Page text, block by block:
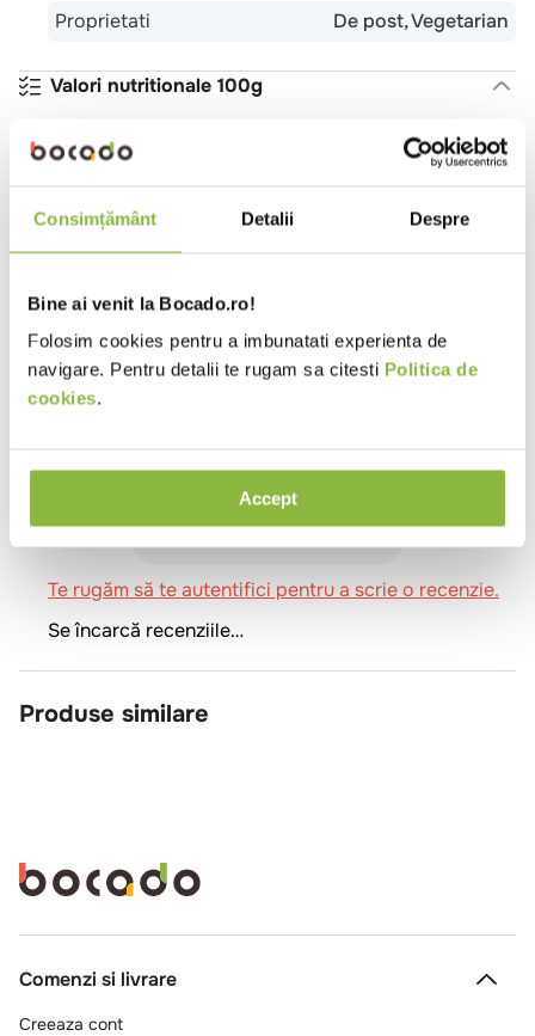
Consimțământ Detalii Despre
Bine ai venit la Bocado.ro!
Folosim cookies pentru a imbunatati experienta de
navigare. Pentru detalii te rugam sa citesti Politica de
cookies.
Accept
Proprietati
De post Vegetarian
Valori nutritionale 100g
Valoare energetica (kj)
1445
Grasimi (g)
din care acizi grasi saturati (g)
Glucide (g)
Proteine (g)
Sare (g)
Se încarcă rezumatul…
Te rugăm să te autentifici pentru a scrie o recenzie.
Se încarcă recenziile…
Produse similare
Comenzi si livrare
Creeaza cont